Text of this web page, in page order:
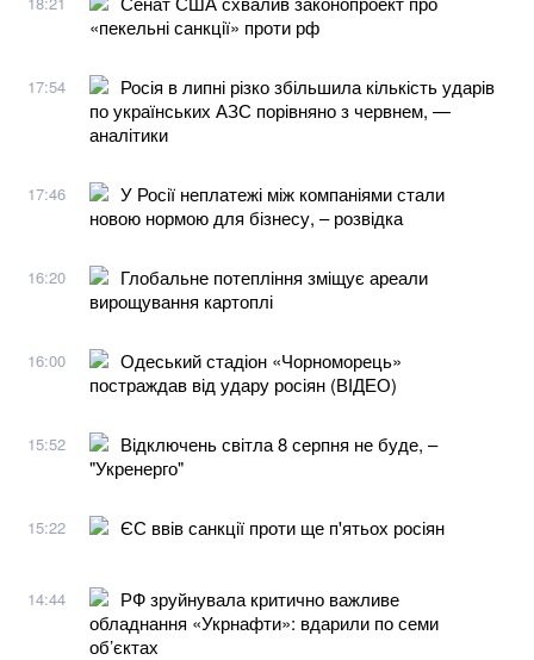
«пекельні санкції» проти рф
17:54
Росія в липні різко збільшила кількість ударів
по українських АЗС порівняно з червнем, —
аналітики
17:46
У Росії неплатежі між компаніями стали
новою нормою для бізнесу, – розвідка
16:20
Глобальне потепління зміщує ареали
вирощування картоплі
16:00
Одеський стадіон «Чорноморець»
постраждав від удару росіян (ВІДЕО)
15:52
Відключень світла 8 серпня не буде, –
"Укренерго"
15:22 ЄС ввів санкції проти ще п'ятьох росіян
14:44
РФ зруйнувала критично важливе
обладнання «Укрнафти»: вдарили по семи
об’єктах